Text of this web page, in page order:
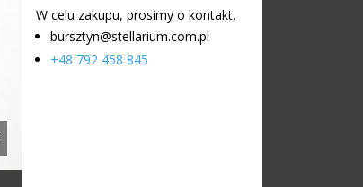
W celu zakupu, prosimy o kontakt.
bursztyn@stellarium.com.pl
+48 792 458 845